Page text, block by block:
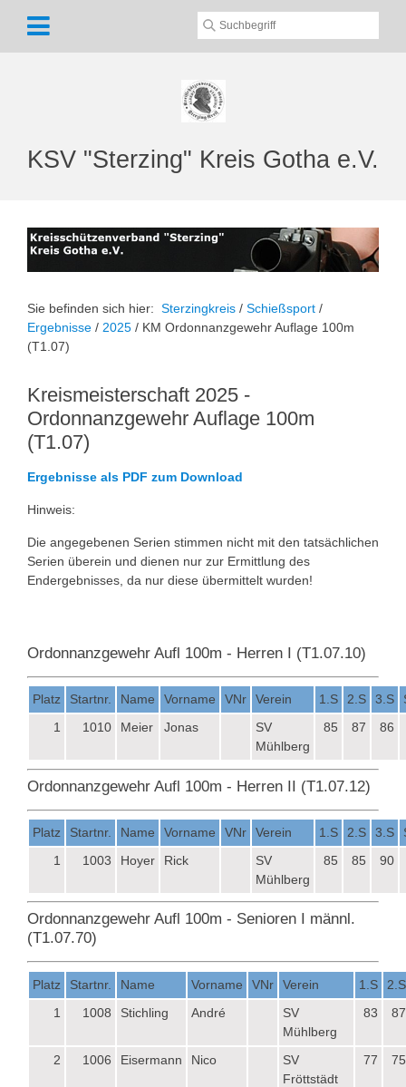
KSV "Sterzing" Kreis Gotha e.V.
Sie befinden sich hier: Sterzingkreis / Schießsport /
Ergebnisse / 2025 / KM Ordonnanzgewehr Auflage 100m
(T1.07)
Kreismeisterschaft 2025 -
Ordonnanzgewehr Auflage 100m
(T1.07)
Ergebnisse als PDF zum Download
Hinweis:
Die angegebenen Serien stimmen nicht mit den tatsächlichen
Serien überein und dienen nur zur Ermittlung des
Endergebnisses, da nur diese übermittelt wurden!
Ordonnanzgewehr Aufl 100m - Herren I (T1.07.10)
Platz Startnr. Name Vorname VNr Verein 1.S 2.S 3.S
1
1010 Meier Jonas
SV
Mühlberg
85 87 86
Ordonnanzgewehr Aufl 100m - Herren II (T1.07.12)
Platz Startnr. Name Vorname VNr Verein 1.S 2.S 3.S
1
1003 Hoyer Rick
SV
Mühlberg
85 85 90
Ordonnanzgewehr Aufl 100m - Senioren I männl.
(T1.07.70)
Platz Startnr. Name Vorname VNr Verein 1.S
2.S
1
1008 Stichling André
SV
Mühlberg
83 87
2 1006 Eisermann Nico
SV
Fröttstädt
77 75